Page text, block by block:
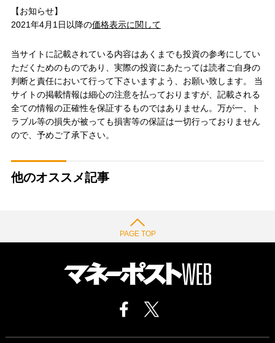
【お知らせ】
2021年4月1日以降の価格表示に関して
当サイトに記載されている内容はあくまでも投資の参考にしてい
ただくためのものであり、実際の投資にあたっては読者ご自身の
判断と責任において行って下さいますよう、お願い致します。 当
サイトの掲載情報は細心の注意を払っておりますが、記載される
全ての情報の正確性を保証するものではありません。万が一、ト
ラブル等の損失が被っても損害等の保証は一切行っておりません
ので、予めご了承下さい。
他のオススメ記事
PAGE TOP